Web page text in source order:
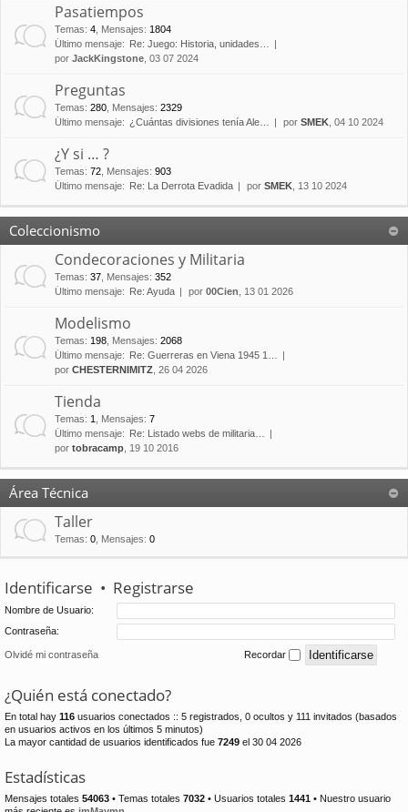
Pasatiempos
Temas: 4 Mensajes: 1804
Último mensaje:
Re: Juego: Historia, unidades…
por JackKingstone , 03 07 2024
Preguntas
Temas: 280 Mensajes: 2329
Último mensaje: ¿Cuántas divisiones tenía Ale… por SMEK , 04 10 2024
¿Y si … ?
Temas: 72 Mensajes: 903
Último mensaje:
Re: La Derrota Evadida por SMEK , 13 10 2024
Coleccionismo
Condecoraciones y Militaria
Temas: 37 Mensajes: 352
Último mensaje:
Re: Ayuda por 00Cien , 13 01 2026
Modelismo
Temas: 198 Mensajes: 2068
Último mensaje:
Re: Guerreras en Viena 1945 1…
por CHESTERNIMITZ , 26 04 2026
Tienda
Temas: 1 Mensajes: 7
Último mensaje:
Re: Listado webs de militaria…
por tobracamp , 19 10 2016
Área Técnica
Taller
Temas: 0 Mensajes: 0
Identificarse • Registrarse
Nombre de Usuario:
Contraseña:
Olvidé mi contraseña Recordar
¿Quién está conectado?
En total hay 116 usuarios conectados :: 5 registrados, 0 ocultos y 111 invitados (basados
en usuarios activos en los últimos 5 minutos)
La mayor cantidad de usuarios identificados fue 7249 el 30 04 2026
Estadísticas
Mensajes totales 54063 • Temas totales 7032 • Usuarios totales 1441 • Nuestro usuario